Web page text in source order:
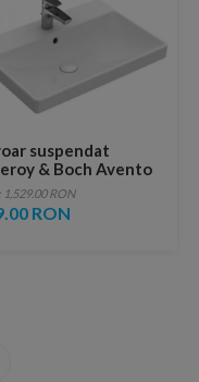
suspendat
& Boch Avento
cm
1,529.00 RON
RON